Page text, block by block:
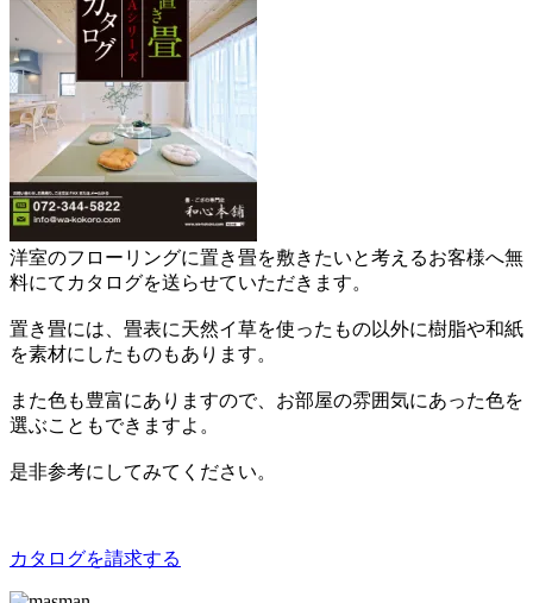
洋室のフローリングに置き畳を敷きたいと考えるお客様へ無
料にてカタログを送らせていただきます。
置き畳には、畳表に天然イ草を使ったもの以外に樹脂や和紙
を素材にしたものもあります。
また色も豊富にありますので、お部屋の雰囲気にあった色を
選ぶこともできますよ。
是非参考にしてみてください。
カタログを請求する